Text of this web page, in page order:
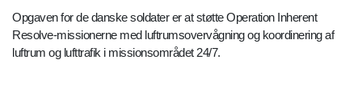
Opgaven for de danske soldater er at støtte Operation Inherent
Resolve-missionerne med luftrumsovervågning og koordinering af
luftrum og lufttrafik i missionsområdet 24/7.